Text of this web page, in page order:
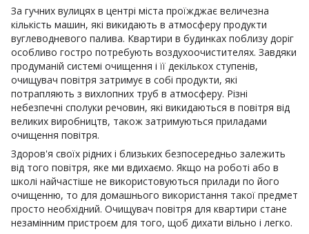
За гучних вулицях в центрі міста проїжджає величезна
кількість машин, які викидають в атмосферу продукти
вуглеводневого палива. Квартири в будинках поблизу доріг
особливо гостро потребують воздухоочистителях. Завдяки
продуманій системі очищення і її декількох ступенів,
очищувач повітря затримує в собі продукти, які
потрапляють з вихлопних труб в атмосферу. Різні
небезпечні сполуки речовин, які викидаються в повітря від
великих виробництв, також затримуються приладами
очищення повітря.
Здоров'я своїх рідних і близьких безпосередньо залежить
від того повітря, яке ми вдихаємо. Якщо на роботі або в
школі найчастіше не використовуються прилади по його
очищенню, то для домашнього використання такої предмет
просто необхідний. Очищувач повітря для квартири стане
незамінним пристроєм для того, щоб дихати вільно і легко.